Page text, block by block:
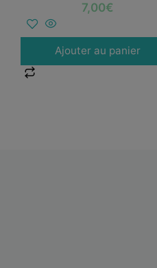
7,00€
Ajouter au panier